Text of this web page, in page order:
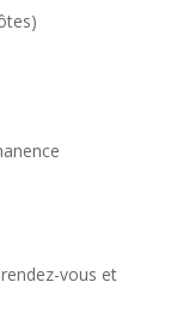
vous et